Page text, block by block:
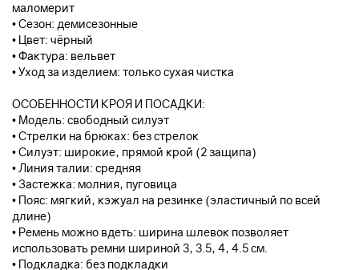
маломерит
• Сезон: демисезонные
• Цвет: чёрный
• Фактура: вельвет
• Уход за изделием: только сухая чистка
ОСОБЕННОСТИ КРОЯ И ПОСАДКИ:
• Модель: свободный силуэт
• Стрелки на брюках: без стрелок
• Силуэт: широкие, прямой крой (2 защипа)
• Линия талии: средняя
• Застежка: молния, пуговица
• Пояс: мягкий, кэжуал на резинке (эластичный по всей
длине)
• Ремень можно вдеть: ширина шлевок позволяет
использовать ремни шириной 3, 3.5, 4, 4.5 см.
• Подкладка: без подкладки